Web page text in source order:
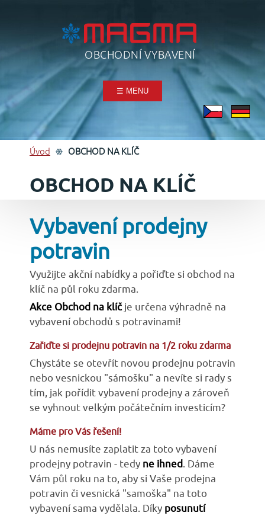
OBCHODNÍ VYBAVENÍ
☰ MENU
Úvod OBCHOD NA KLÍČ
OBCHOD NA KLÍČ
Vybavení prodejny
potravin
Využijte akční nabídky a pořiďte si obchod na
klíč na půl roku zdarma.
Akce Obchod na klíčje určena výhradně na
vybavení obchodů s potravinami!
Zařiďte si prodejnu potravin na 1/2 roku zdarma
Chystáte se otevřít novou prodejnu potravin
nebo vesnickou "sámošku" a nevíte si rady s
tím, jak pořídit vybavení prodejny a zároveň
se vyhnout velkým počátečním investicím?
Máme pro Vás řešení!
U nás nemusíte zaplatit za toto vybavení
prodejny potravin - tedy ne ihned. Dáme
Vám půl roku na to, aby si Vaše prodejna
potravin či vesnická "samoška" na toto
vybavení sama vydělala. Díky posunutí